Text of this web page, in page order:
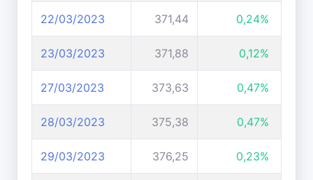
22/03/2023 371,44 0,24%
23/03/2023 371,88 0,12%
27/03/2023 373,63 0,47%
28/03/2023 375,38 0,47%
29/03/2023 376,25 0,23%